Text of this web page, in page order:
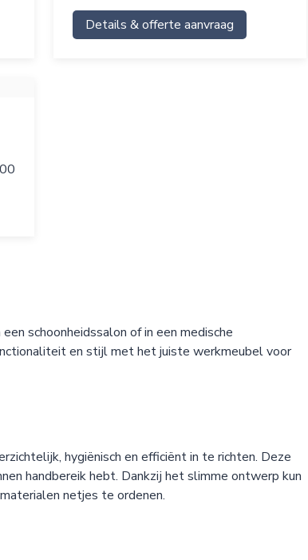
Details & offerte aanvraag
schoonheidssalon of in een medische
en stijl met het juiste werkmeubel voor
hygiënisch en efficiënt in te richten. Deze
handbereik hebt. Dankzij het slimme ontwerp kun
netjes te ordenen.